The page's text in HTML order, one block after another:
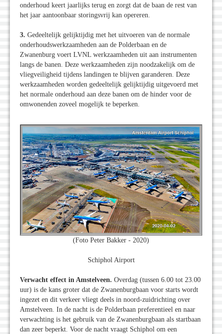
onderhoud keert jaarlijks terug en zorgt dat de baan de rest van
het jaar aantoonbaar storingsvrij kan opereren.
3. Gedeeltelijk gelijktijdig met het uitvoeren van de normale
onderhoudswerkzaamheden aan de Polderbaan en de
Zwanenburg voert LVNL werkzaamheden uit aan instrumenten
langs de banen. Deze werkzaamheden zijn noodzakelijk om de
vliegveiligheid tijdens landingen te blijven garanderen. Deze
werkzaamheden worden gedeeltelijk gelijktijdig uitgevoerd met
het normale onderhoud aan deze banen om de hinder voor de
omwonenden zoveel mogelijk te beperken.
(Foto Peter Bakker - 2020)
Schiphol Airport
Verwacht effect in Amstelveen. Overdag (tussen 6.00 tot 23.00
uur) is de kans groter dat de Zwanenburgbaan voor starts wordt
ingezet en dit verkeer vliegt deels in noord-zuidrichting over
Amstelveen. In de nacht is de Polderbaan preferentieel en naar
verwachting is het gebruik van de Zwanenburgbaan als startbaan
dan zeer beperkt. Voor de nacht vraagt Schiphol om een